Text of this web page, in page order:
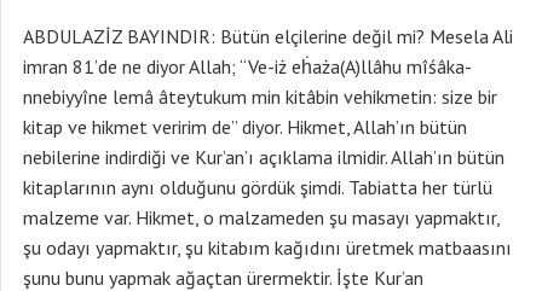
ABDULAZİZ BAYINDIR: Bütün elçilerine değil mi? Mesela Ali
imran 81’de ne diyor Allah; “Ve-iż eḣaża(A)llâhu mîśâka-
nnebiyyîne lemâ âteytukum min kitâbin vehikmetin: size bir
kitap ve hikmet veririm de” diyor. Hikmet, Allah’ın bütün
nebilerine indirdiği ve Kur’an’ı açıklama ilmidir. Allah’ın bütün
kitaplarının aynı olduğunu gördük şimdi. Tabiatta her türlü
malzeme var. Hikmet, o malzameden şu masayı yapmaktır,
şu odayı yapmaktır, şu kitabım kağıdını üretmek matbaasını
şunu bunu yapmak ağaçtan ürermektir. İşte Kur’an